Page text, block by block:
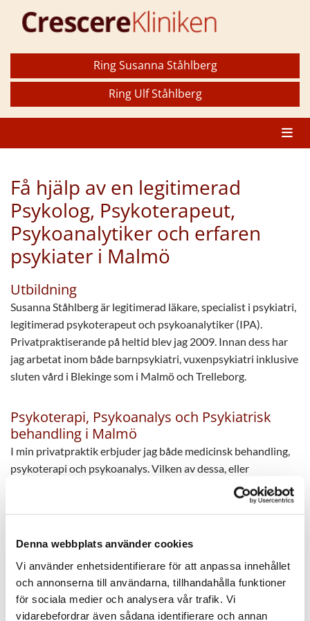
Denna webbplats använder cookies
Vi använder enhetsidentifierare för att anpassa innehållet
och annonserna till användarna, tillhandahålla funktioner
för sociala medier och analysera vår trafik. Vi
vidarebefordrar även sådana identifierare och annan
Ring Susanna Ståhlberg
Ring Ulf Ståhlberg
Få hjälp av en legitimerad
Psykolog, Psykoterapeut,
Psykoanalytiker och erfaren
psykiater i Malmö
Utbildning
Susanna Ståhlberg är legitimerad läkare, specialist i psykiatri,
legitimerad psykoterapeut och psykoanalytiker (IPA).
Privatpraktiserande på heltid blev jag 2009. Innan dess har
jag arbetat inom både barnpsykiatri, vuxenpsykiatri inklusive
sluten vård i Blekinge som i Malmö och Trelleborg.
Psykoterapi, Psykoanalys och Psykiatrisk
behandling i Malmö
I min privatpraktik erbjuder jag både medicinsk behandling,
psykoterapi och psykoanalys. Vilken av dessa, eller
kombination av dessa som passar bäst avgörs tillsammans
med patienten under de inledande samtalen. Jag har stor
som Försäkringskassa, arbetsförmedling, socialtjänst etc.
funnit att jag bäst kan erbjuda den för patienten optimala
behandlingen genom att stå utanför alla offentliga system.
Det ger mig möjlighet att fokusera hela mitt engagemang i